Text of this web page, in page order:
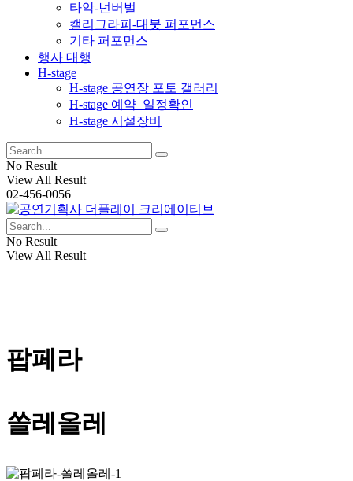
타악-넌버벌
캘리그라피-대붓 퍼포먼스
기타 퍼포먼스
행사 대행
H-stage
H-stage 공연장 포토 갤러리
H-stage 예약_일정확인
H-stage 시설장비
No Result
View All Result
02-456-0056
No Result
View All Result
팝페라
쏠레올레